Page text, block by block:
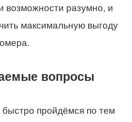
возможности разумно, и
максимальную выгоду
вопросы
пройдёмся по тем